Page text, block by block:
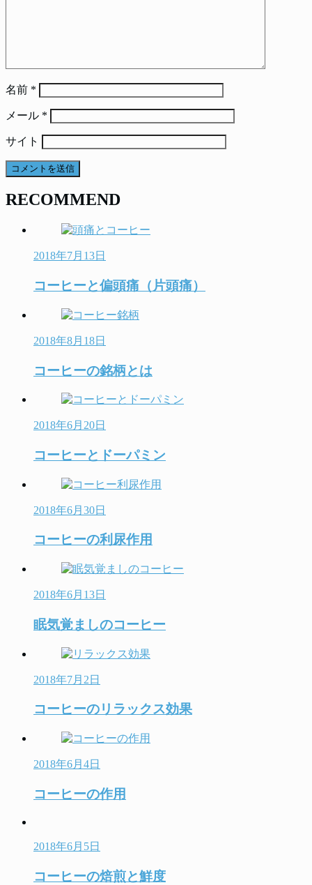
名前 *
メール *
サイト
RECOMMEND
2018年7月13日
コーヒーと偏頭痛（片頭痛）
2018年8月18日
コーヒーの銘柄とは
2018年6月20日
コーヒーとドーパミン
2018年6月30日
コーヒーの利尿作用
2018年6月13日
眠気覚ましのコーヒー
2018年7月2日
コーヒーのリラックス効果
2018年6月4日
コーヒーの作用
2018年6月5日
コーヒーの焙煎と鮮度